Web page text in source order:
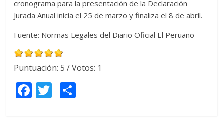
cronograma para la presentación de la Declaración
Jurada Anual inicia el 25 de marzo y finaliza el 8 de abril.
Fuente: Normas Legales del Diario Oficial El Peruano
Puntuación:5 / Votos: 1
F T